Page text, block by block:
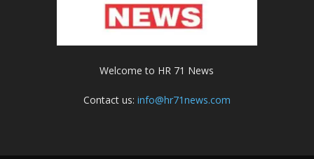
Welcome to HR 71 News
Contact us: info@hr71news.com